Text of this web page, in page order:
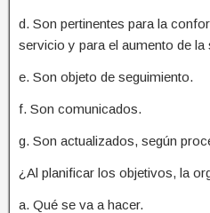
d. Son pertinentes para la
servicio y para el aumento de
e. Son objeto de seguimiento.
f. Son comunicados.
g. Son actualizados, según
¿Al planificar los objetivos, la
a. Qué se va a hacer.